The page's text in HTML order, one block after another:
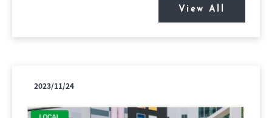
View All
2023/11/24